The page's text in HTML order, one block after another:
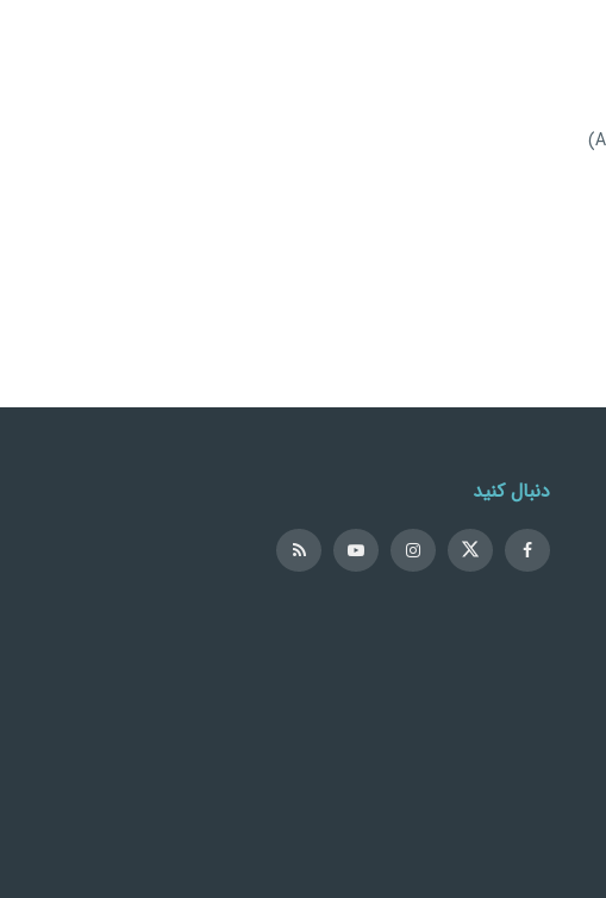
به گزارش انجمن دیجیتال مارکتینگ، هوش مصنوعی (Artificial Intelligence یا AI)
دنبال کنید